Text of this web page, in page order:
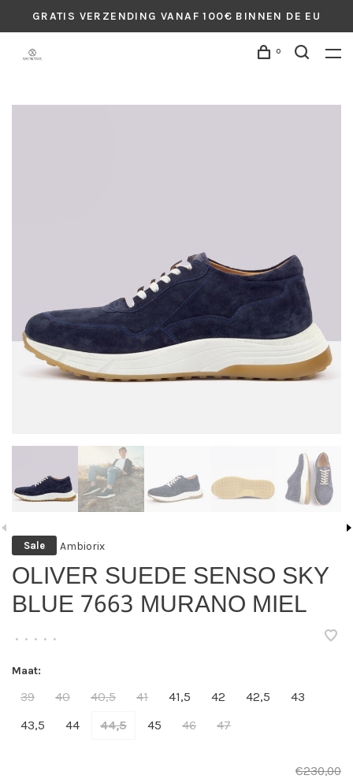
GRATIS VERZENDING VANAF 100€ BINNEN DE EU
0
Sale Ambiorix
OLIVER SUEDE SENSO SKY
BLUE 7663 MURANO MIEL
• • • • •
Maat:
39 40 40,5 41 41,5 42 42,5
43
43,5
44 44,5 45 46 47
€230,00